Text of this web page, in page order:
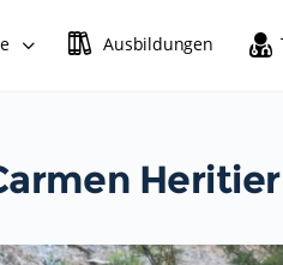
Ausbildungen
Heritier